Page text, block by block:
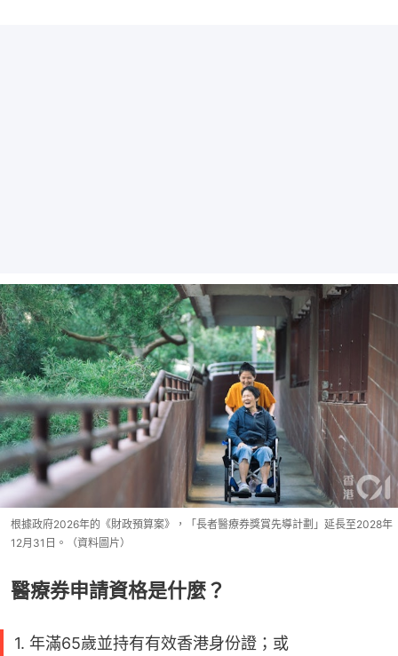
根據政府2026年的《財政預算案》，「長者醫療券獎賞先導計劃」延長至2028年
12月31日。（資料圖片）
醫療券申請資格是什麼？
1. 年滿65歲並持有有效香港身份證；或